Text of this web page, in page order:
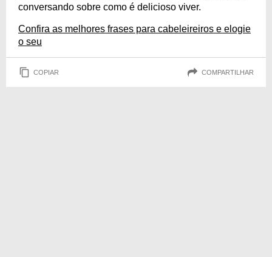
conversando sobre como é delicioso viver.
Confira as melhores frases para cabeleireiros e elogie
o seu
COPIAR COMPARTILHAR